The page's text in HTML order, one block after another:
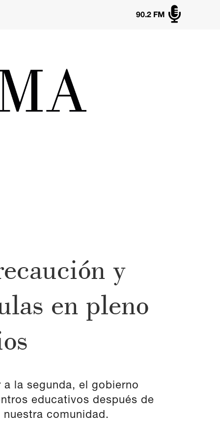

90.2 FM
y
en pleno
la segunda, el gobierno
educativos después de
comunidad.